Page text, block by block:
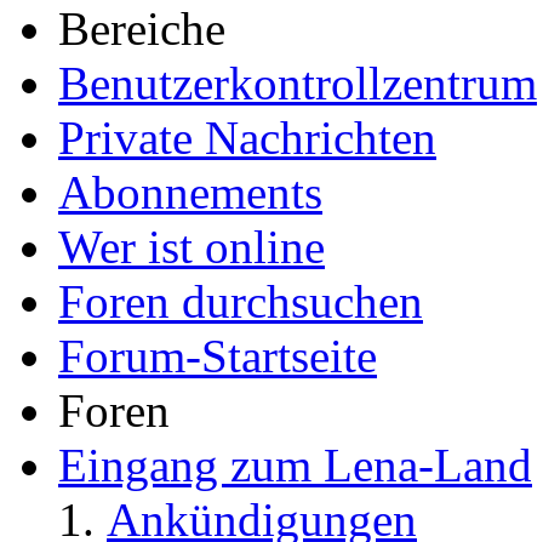
Bereiche
Benutzerkontrollzentrum
Private Nachrichten
Abonnements
Wer ist online
Foren durchsuchen
Forum-Startseite
Foren
Eingang zum Lena-Land
Ankündigungen